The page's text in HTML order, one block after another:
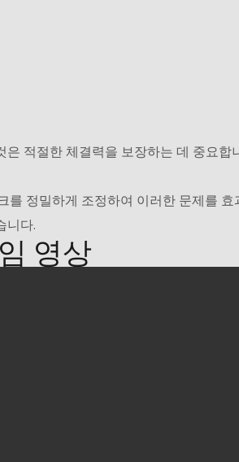
적절한 체결력을 보장하는 데 중요
를 정밀하게 조정하여 이러한 문제를
니다.
영상